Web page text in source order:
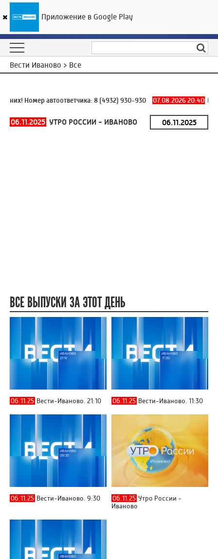
ГТРК «Ивтелерадио»
Вести Иваново > Все
Номер автоответчика:8 (4932) 930-930 07.08.2026 20:40 В
06.11.2025 УТРО РОССИИ - ИВАНОВО
ВСЕ ВЫПУСКИ ЗА ЭТОТ ДЕНЬ
06.11.25 Вести-Иваново. 21:10 06.11.25 Вести-Иваново. 11:30
06.11.25 Вести-Иваново. 9:30 06.11.25 Утро России -
Иваново
Приложение в Google Play